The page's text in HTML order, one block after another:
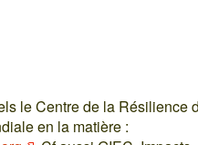
le Centre de la Résilience
en la matière :